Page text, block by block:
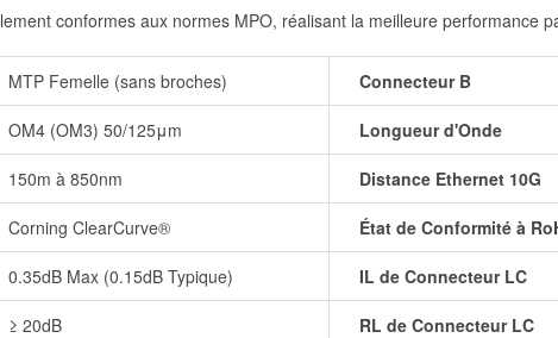
conformes aux normes MPO, réalisant la meilleure performance
MTP Femelle (sans broches) Connecteur B
OM4 (OM3) 50/125μm Longueur d'Onde
150m à 850nm Distance Ethernet 10G
Corning ClearCurve® État de Conformité à
0.35dB Max (0.15dB Typique) IL de Connecteur LC
≥ 20dB RL de Connecteur LC